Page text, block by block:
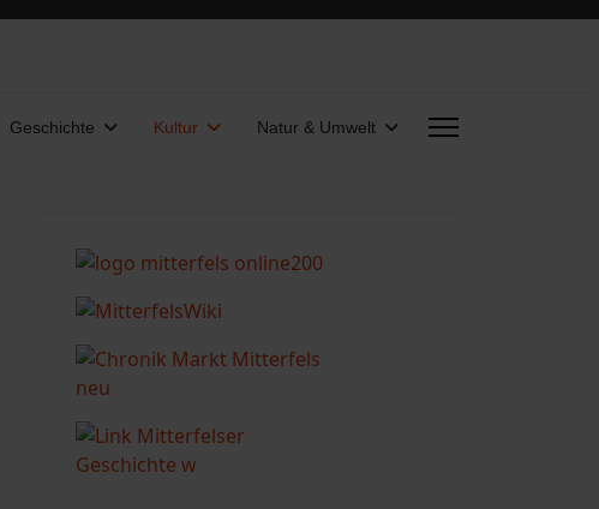
Geschichte Kultur Natur & Umwelt